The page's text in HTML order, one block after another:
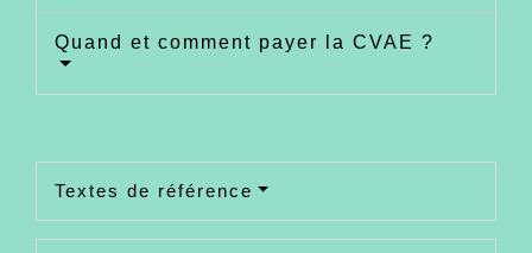
Quand et comment payer la CVAE ?
Textes de référence